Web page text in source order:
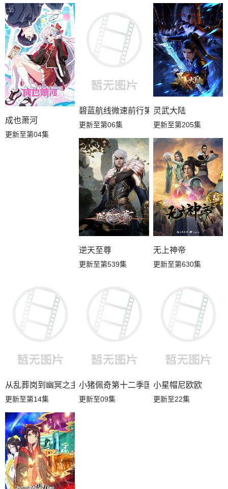
成也萧河
更新至第04集
碧蓝航线微速前行第二季
更新至第06集
灵武大陆
更新至第205集
逆天至尊
更新至第539集
无上神帝
更新至第630集
从乱葬岗到幽冥之主
更新至第14集
小猪佩奇第十二季国语
更新至09集
小星帽尼欧欧
更新至22集